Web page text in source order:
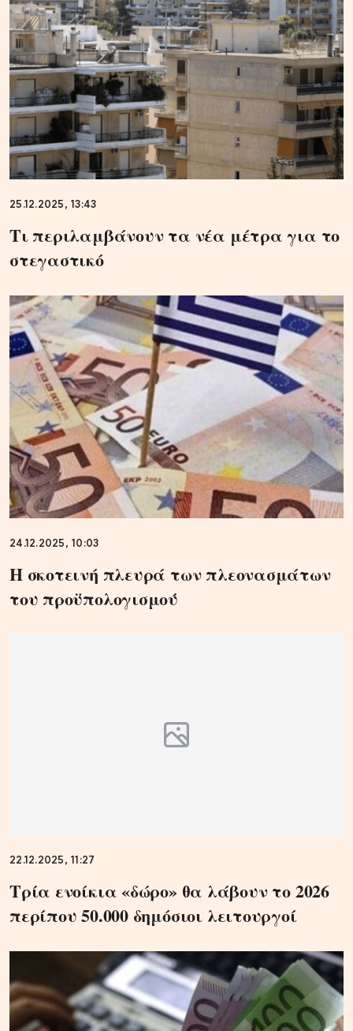
25.12.2025, 13:43
Τι περιλαμβάνουν τα νέα μέτρα για το
στεγαστικό
24.12.2025, 10:03
Η σκοτεινή πλευρά των πλεονασμάτων
του προϋπολογισμού
22.12.2025, 11:27
Τρία ενοίκια «δώρο» θα λάβουν το 2026
περίπου 50.000 δημόσιοι λειτουργοί